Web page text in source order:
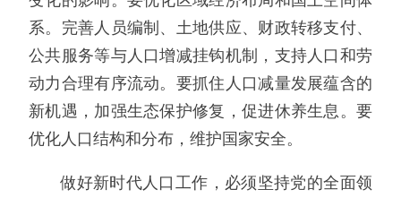
系。完善人员编制、土地供应、财政转移支付、
公共服务等与人口增减挂钩机制，支持人口和劳
动力合理有序流动。要抓住人口减量发展蕴含的
新机遇，加强生态保护修复，促进休养生息。要
优化人口结构和分布，维护国家安全。
做好新时代人口工作，必须坚持党的全面领